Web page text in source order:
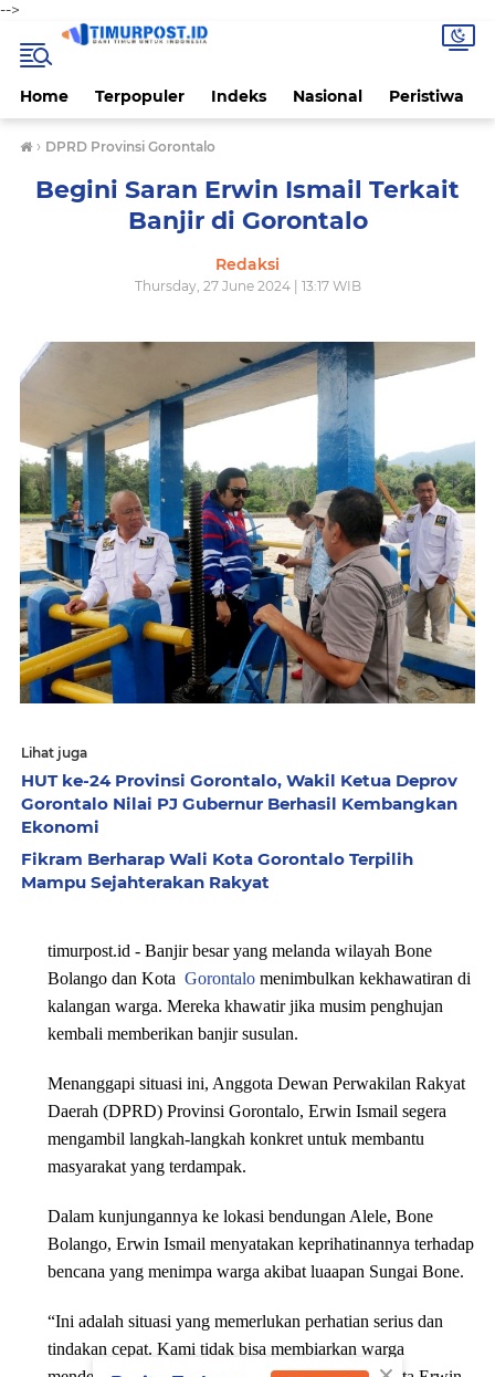
-->
Home Terpopuler Indeks Nasional Peristiwa
› DPRD Provinsi Gorontalo
Begini Saran Erwin Ismail Terkait
Banjir di Gorontalo
Redaksi
Thursday, 27 June 2024 | 13:17 WIB
Lihat juga
HUT ke-24 Provinsi Gorontalo, Wakil Ketua Deprov
Gorontalo Nilai PJ Gubernur Berhasil Kembangkan
Ekonomi
Fikram Berharap Wali Kota Gorontalo Terpilih
Mampu Sejahterakan Rakyat
timurpost.id - Banjir besar yang melanda wilayah Bone
Bolango dan Kota Gorontalomenimbulkan kekhawatiran di
kalangan warga. Mereka khawatir jika musim penghujan
kembali memberikan banjir susulan.
Menanggapi situasi ini, Anggota Dewan Perwakilan Rakyat
Daerah (DPRD) Provinsi Gorontalo, Erwin Ismail segera
mengambil langkah-langkah konkret untuk membantu
masyarakat yang terdampak.
Dalam kunjungannya ke lokasi bendungan Alele, Bone
Bolango, Erwin Ismail menyatakan keprihatinannya terhadap
bencana yang menimpa warga akibat luaapan Sungai Bone.
“Ini adalah situasi yang memerlukan perhatian serius dan
tindakan cepat. Kami tidak bisa membiarkan warga